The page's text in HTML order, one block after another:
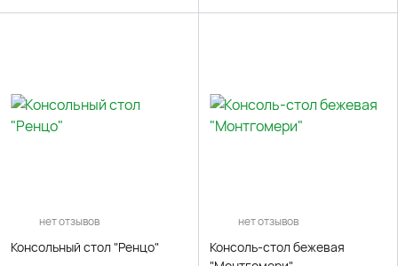
нет отзывов
Консольный стол "Ренцо"
нет отзывов
Консоль-стол бежевая